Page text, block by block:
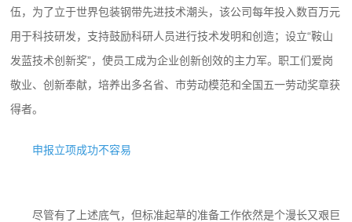
伍，为了立于世界包装钢带先进技术潮头，该公司每年投入数百万元
用于科技研发，支持鼓励科研人员进行技术发明和创造；设立“鞍山
发蓝技术创新奖”，使员工成为企业创新创效的主力军。职工们爱岗
敬业、创新奉献，培养出多名省、市劳动模范和全国五一劳动奖章获
得者。
申报立项成功不容易
尽管有了上述底气，但标准起草的准备工作依然是个漫长又艰巨